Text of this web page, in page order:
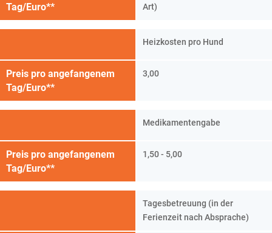
Tag/Euro**
Art)
Preis pro angefangenem
Tag/Euro**
Heizkosten pro Hund
3,00
Preis pro angefangenem
Tag/Euro**
Medikamentengabe
1,50 - 5,00
Tagesbetreuung (in der
Ferienzeit nach Absprache)